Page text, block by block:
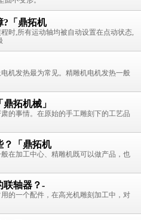
?「鼎拓机
时,所有运动轴均被自动设置在点动状态,
机发热最为常见。精雕机电机发热一般
拓机械」
的事情。在原始的手工雕刻下的工艺品
？「鼎拓机
在加工中心、精雕机既可以做产品，也
联轴器？-
的一个配件，在高光机雕刻加工中，对